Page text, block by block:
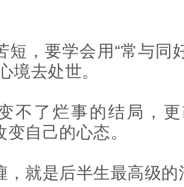
，要学会用“常与同
境去处世。
了烂事的结局，更
自己的心态。
就是后半生最高级的